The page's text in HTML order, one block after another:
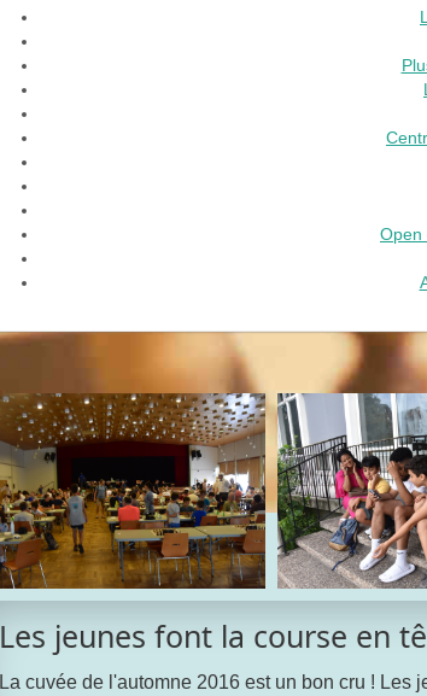
Open
Les jeunes font la course en
La cuvée de l'automne 2016 est un bon cru ! Les